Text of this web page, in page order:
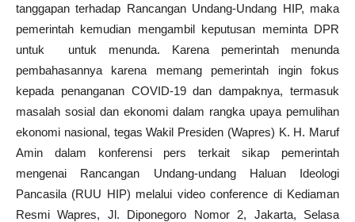
tanggapan terhadap Rancangan Undang-Undang HIP, maka
pemerintah kemudian mengambil keputusan meminta DPR
untuk untuk menunda. Karena pemerintah menunda
pembahasannya karena memang pemerintah ingin fokus
kepada penanganan COVID-19 dan dampaknya, termasuk
masalah sosial dan ekonomi dalam rangka upaya pemulihan
ekonomi nasional, tegas Wakil Presiden (Wapres) K. H. Maruf
Amin dalam konferensi pers terkait sikap pemerintah
mengenai Rancangan Undang-undang Haluan Ideologi
Pancasila (RUU HIP) melalui video conference di Kediaman
Resmi Wapres, Jl. Diponegoro Nomor 2, Jakarta, Selasa